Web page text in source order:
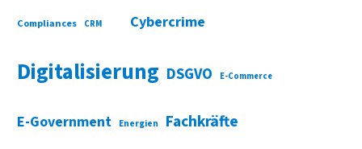
Compliances CRM Cybercrime
Digitalisierung DSGVO E-Commerce
E-Government Energien Fachkräfte